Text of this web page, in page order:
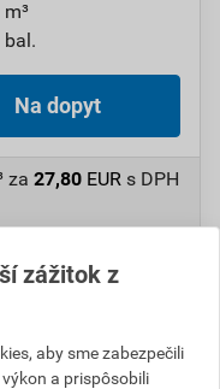
bal.
Na dopyt
za 27,80 EUR s DPH
kód: LL6S0
zážitok z
aby sme zabezpečili
a prispôsobili